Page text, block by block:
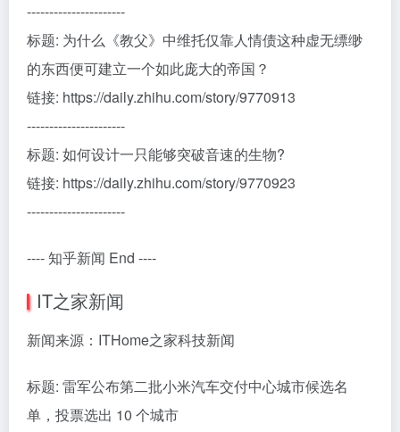
----------------------
标题: 为什么《教父》中维托仅靠人情债这种虚无缥缈
的东西便可建立一个如此庞大的帝国？
链接: https://daily.zhihu.com/story/9770913
----------------------
标题: 如何设计一只能够突破音速的生物?
链接: https://daily.zhihu.com/story/9770923
----------------------
---- 知乎新闻 End ----
IT之家新闻
新闻来源：ITHome之家科技新闻
标题: 雷军公布第二批小米汽车交付中心城市候选名
单，投票选出 10 个城市